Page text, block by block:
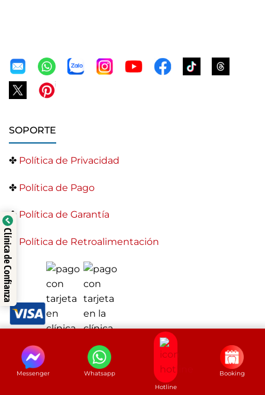
SOPORTE
✤ Política de Privacidad
✤ Política de Pago
✤ Política de Garantía
✤ Política de Retroalimentación
Messenger
Whatsapp
Hotline
Booking
Clínica de Confianza